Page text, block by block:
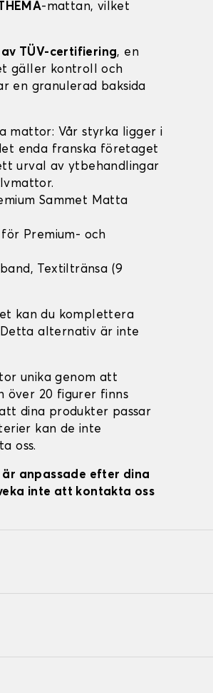
-mattan, vilket
TÜV-certifiering, en
gäller kontroll och
en granulerad baksida
mattor: Vår styrka ligger i
enda franska företaget
urval av ytbehandlingar
Sammet Matta
Premium- och
Textiltränsa (9
kan du komplettera
alternativ är inte
unika genom att
över 20 figurer finns
dina produkter passar
kan de inte
oss.
anpassade efter dina
inte att kontakta oss